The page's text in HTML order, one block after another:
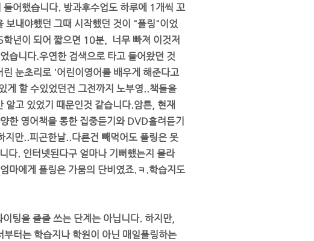
어했습니다. 방과후수업도 하루에 1개씩 꼬
보내야했던 그때 시작했던 것이 "플링"이었
년이 되어 짧으면 10분, 너무 빠져 이것저
습니다.우연한 검색으로 타고 들어왔던 것
눈초리로 '어린이영어를 배우게 해준다고
게 할 수있었던건 그전까지 노부영..책들을
알고 있었기 때문인것 같습니다.암튼, 현재
한 영어책을 통한 집중듣기와 DVD흘려듣기
지만..피곤한날..다른건 빼먹어도 플링은 못
다. 인터넷된다구 얼마나 기뻐했는지 몰라
마에게 플링은 가뭄의 단비였죠.ㅋ.학습지도
팅을 줄줄 쓰는 단계는 아닙니다. 하지만,
터는 학습지나 학원이 아닌 매일플링하는